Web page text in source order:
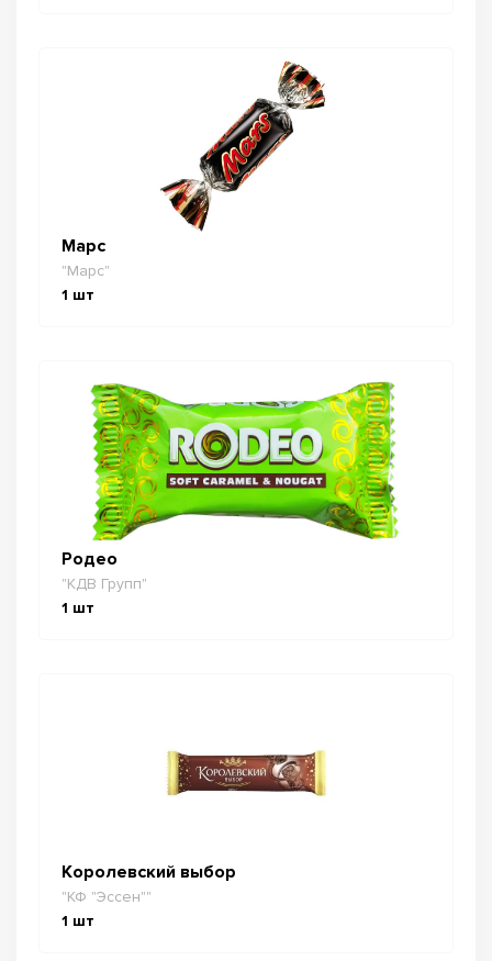
Марс
"Марс"
1 шт
Родео
"КДВ Групп"
1 шт
Королевский выбор
"КФ "Эссен""
1 шт